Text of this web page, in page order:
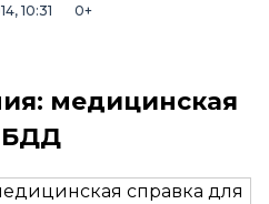
10:31 0+
медицинская